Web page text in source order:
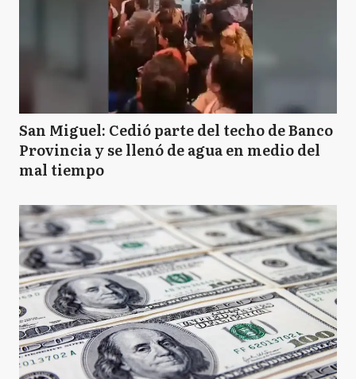
San Miguel: Cedió parte del techo de Banco
Provincia y se llenó de agua en medio del
mal tiempo